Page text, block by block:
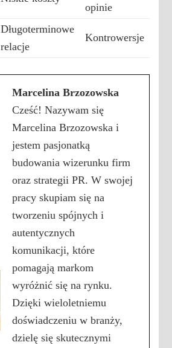
opinie
Długoterminowe
relacje
Kontrowersje
Marcelina Brzozowska
Cześć! Nazywam się
Marcelina Brzozowska i
jestem pasjonatką
budowania wizerunku firm
oraz strategii PR. W swojej
pracy skupiam się na
tworzeniu spójnych i
autentycznych
komunikacji, które
pomagają markom
wyróżnić się na rynku.
Dzięki wieloletniemu
doświadczeniu w branży,
dzielę się skutecznymi